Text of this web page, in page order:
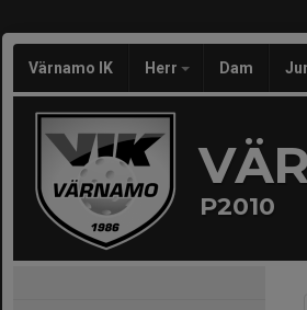
Värnamo IK Herr Dam
P2010